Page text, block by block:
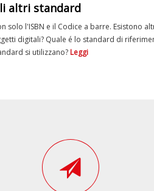
altri standard
solo l'ISBN e il Codice a barre. Esistono
digitali? Quale é lo standard di
si utilizzano? Leggi